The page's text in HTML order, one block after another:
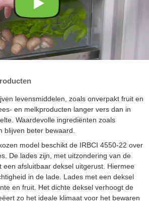
levensmiddelen, zoals onverpakt fruit en
en melkproducten langer vers dan in
Waardevolle ingrediënten zoals
blijven beter bewaard.
model beschikt de IRBCI 4550-22 over
De lades zijn, met uitzondering van de
een afsluitbaar deksel uitgerust. Hiermee
in de lade. Lades met een deksel
en fruit. Het dichte deksel verhoogt de
zo het ideale klimaat voor het bewaren